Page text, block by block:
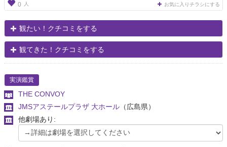
0 人 お気に入りチラシにする
観たい！クチコミをする
観てきた！クチコミをする
実演鑑賞
THE CONVOY
JMSアステールプラザ 大ホール （広島県）
他劇場あり: